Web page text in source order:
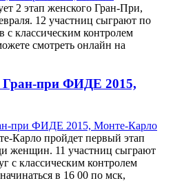
2 этап женского Гран-При,
12 участниц сыграют по
с классическим контролем
смотреть онлайн на
Гран-при ФИДЕ 2015,
Карло пройдет первый этап
женщин. 11 участниц сыграют
с классическим контролем
в 16 00 по мск,